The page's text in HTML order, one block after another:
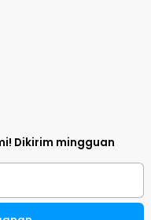
Dikirim mingguan